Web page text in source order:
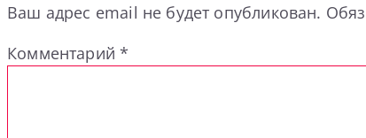
Ваш адрес email не будет опубликован.
Комментарий*